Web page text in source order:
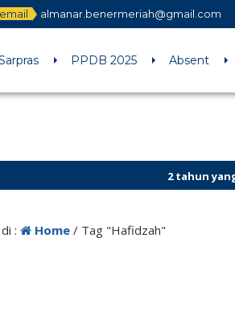
email almanar.benermeriah@gmail.com
PPDB 2025 Absent
2 tahun yang lalu/
Bener Meriah
: Home/ Tag "Hafidzah"